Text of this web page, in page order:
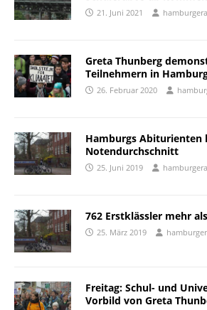
21. Juni 2021
Greta Thunberg
Teilnehmern in
26. Februar 2020
Hamburgs Abiturienten
Notendurchschnitt
25. Juni 2019
762 Erstklässler mehr
25. März 2019
Freitag: Schul- und
Vorbild von Greta